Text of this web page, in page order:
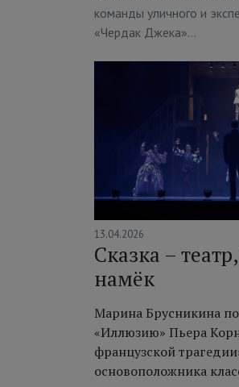
команды уличного и
«Чердак Джека»…
13.04.2026
Сказка –
намёк
Марина Брусникина
«Иллюзию» Пьера
французской
основоположника